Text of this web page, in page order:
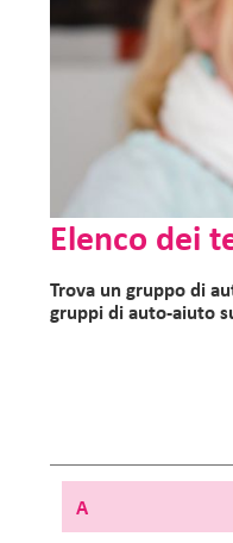
Elenco dei
Trova un gruppo di
gruppi di auto-aiuto
A